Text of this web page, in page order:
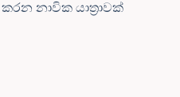
නාවික යාත්‍රාවක්